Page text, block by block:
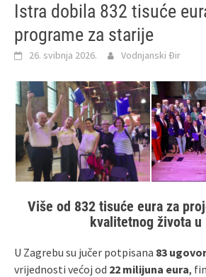
Istra dobila 832 tisuće
programe za starije
26. svibnja 2026. Vodnjanski Đir
Više od 832 tisuće eura za
kvalitetnog života u
U Zagrebu su jučer potpisana 83
vrijednosti većoj od 22 milijuna eura,